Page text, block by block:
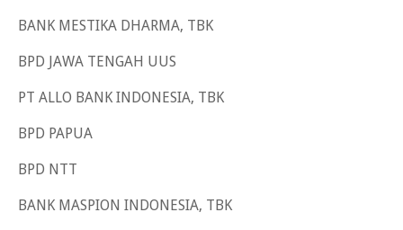
BANK MESTIKA DHARMA, TBK
BPD JAWA TENGAH UUS
PT ALLO BANK INDONESIA, TBK
BPD PAPUA
BPD NTT
BANK MASPION INDONESIA, TBK